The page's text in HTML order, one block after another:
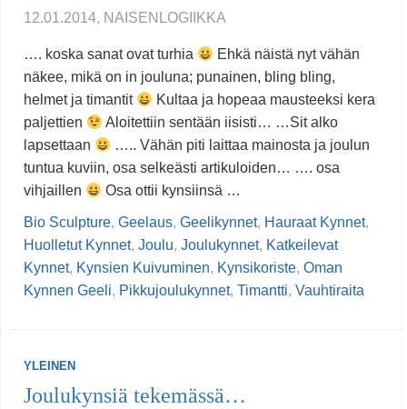
12.01.2014, NAISENLOGIIKKA
…. koska sanat ovat turhia
Ehkä näistä nyt vähän
näkee, mikä on in jouluna; punainen, bling bling,
helmet ja timantit
Kultaa ja hopeaa mausteeksi kera
paljettien
Aloitettiin sentään iisisti… …Sit alko
lapsettaan
….. Vähän piti laittaa mainosta ja joulun
tuntua kuviin, osa selkeästi artikuloiden… …. osa
vihjaillen
Osa ottii kynsiinsä …
Bio Sculpture, Geelaus, Geelikynnet, Hauraat Kynnet,
Huolletut Kynnet, Joulu, Joulukynnet, Katkeilevat
Kynnet, Kynsien Kuivuminen, Kynsikoriste, Oman
Kynnen Geeli, Pikkujoulukynnet, Timantti, Vauhtiraita
YLEINEN
Joulukynsiä tekemässä…